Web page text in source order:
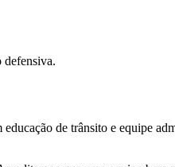
defensiva.
de trânsito e equipe